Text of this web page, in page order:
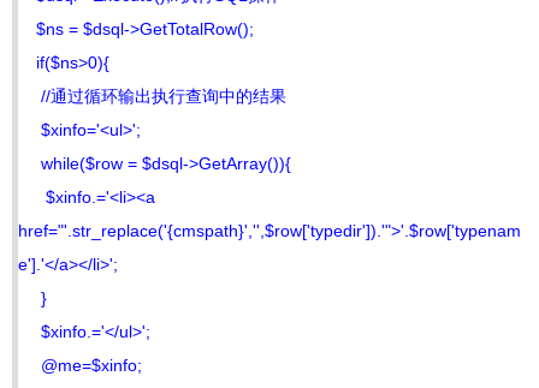
$ns = $dsql->GetTotalRow();
if($ns>0){
//通过循环输出执行查询中的结果
$xinfo='<ul>';
while($row = $dsql->GetArray()){
$xinfo.='<li><a
href="'.str_replace('{cmspath}','',$row['typedir']).'">'.$row['typenam
e'].'</a></li>';
}
$xinfo.='</ul>';
@me=$xinfo;